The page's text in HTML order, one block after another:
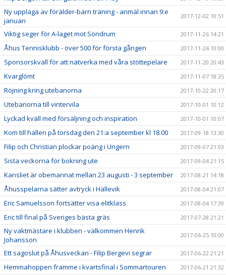
Ny upplaga av förälder-barn träning - anmäl innan 9:e
januari
2017-12-02 10:51
Viktig seger för A-laget mot Söndrum 2017-11-26 14:21
Åhus Tennisklubb - över 500 för första gången 2017-11-24 10:00
Sponsorskväll för att nätverka med våra stöttepelare 2017-11-20 20:43
Kvarglömt 2017-11-07 18:35
Röjning kring utebanorna 2017-10-22 20:17
Utebanorna till vintervila 2017-10-01 10:12
Lyckad kväll med försäljning och inspiration 2017-10-01 10:07
Kom till hallen på torsdag den 21:a september kl 18.00 2017-09-18 13:30
Filip och Christian plockar poäng i Ungern 2017-09-07 21:03
Sista veckorna för bokning ute 2017-09-04 21:15
Kansliet är obemannat mellan 23 augusti - 3 september 2017-08-21 14:18
Åhusspelarna sätter avtryck i Hällevik 2017-08-04 21:07
Eric Samuelsson fortsätter visa elitklass 2017-08-04 17:39
Eric till final på Sveriges bästa gräs 2017-07-28 21:21
Ny vaktmästare i klubben - välkommen Henrik
Johansson
2017-06-25 10:00
Ett sagoslut på Åhusveckan - Filip Bergevi segrar 2017-06-22 21:21
Hemmahoppen framme i kvartsfinal i Sommartouren 2017-06-21 21:32